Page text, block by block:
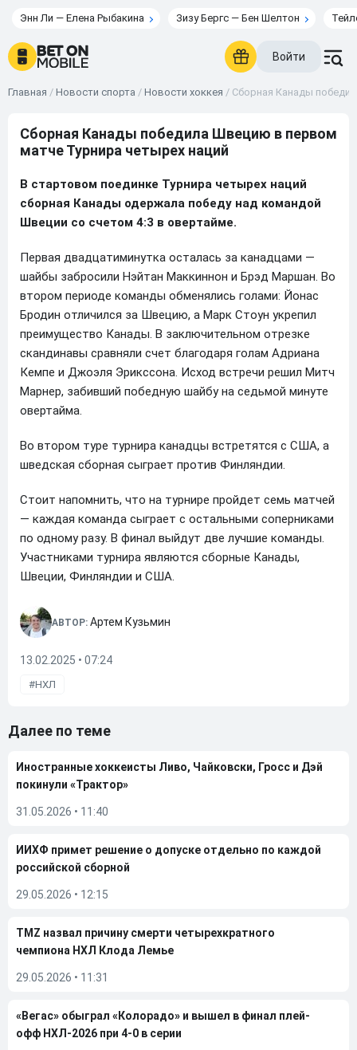
Энн Ли — Елена Рыбакина Зизу Бергс — Бен Шелтон
Войти
Главная / Новости спорта / Новости хоккея / Сборная Канады
Сборная Канады победила Швецию в первом
матче Турнира четырех наций
В стартовом поединке Турнира четырех наций
сборная Канады одержала победу над командой
Швеции со счетом 4:3 в овертайме.
Первая двадцатиминутка осталась за канадцами —
шайбы забросили Нэйтан Маккиннон и Брэд Маршан. Во
втором периоде команды обменялись голами: Йонас
Бродин отличился за Швецию, а Марк Стоун укрепил
преимущество Канады. В заключительном отрезке
скандинавы сравняли счет благодаря голам Адриана
Кемпе и Джоэля Эрикссона. Исход встречи решил Митч
Марнер, забивший победную шайбу на седьмой минуте
овертайма.
Во втором туре турнира канадцы встретятся с США, а
шведская сборная сыграет против Финляндии.
Стоит напомнить, что на турнире пройдет семь матчей
— каждая команда сыграет с остальными соперниками
по одному разу. В финал выйдут две лучшие команды.
Участниками турнира являются сборные Канады,
Швеции, Финляндии и США.
АВТОР: Артем Кузьмин
13.02.2025 • 07:24
НХЛ
Далее по теме
Иностранные хоккеисты Ливо, Чайковски, Гросс и Дэй
покинули «Трактор»
31.05.2026 • 11:40
ИИХФ примет решение о допуске отдельно по каждой
российской сборной
29.05.2026 • 12:15
TMZ назвал причину смерти четырехкратного
чемпиона НХЛ Клода Лемье
29.05.2026 • 11:31
«Вегас» обыграл «Колорадо» и вышел в финал плей-
офф НХЛ-2026 при 4-0 в серии